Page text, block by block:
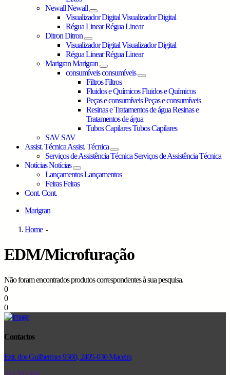
NewallNewall
Visualizador DigitalVisualizador Digital
Régua LinearRégua Linear
DitronDitron
Visualizador DigitalVisualizador Digital
Régua LinearRégua Linear
MarigranMarigran
consumíveisconsumíveis
FiltrosFiltros
Fluidos e QuímicosFluidos e Químicos
Peças e consumíveisPeças e consumíveis
Resinas e Tratamentos de águaResinas e
Tratamentos de água
Tubos CapilaresTubos Capilares
SAV SAV
Assist. TécnicaAssist. Técnica
Serviços de Assistência Técnica Serviços de Assistência Técnica
NotíciasNotícias
LançamentosLançamentos
FeirasFeiras
Cont.Cont.
Marigran
Home-
EDM/Microfuração
Não foram encontrados produtos correspondentes à sua pesquisa.
0
0
0
Contactos
Estr. dos Guilhermes 9500, 2405-036 Maceira